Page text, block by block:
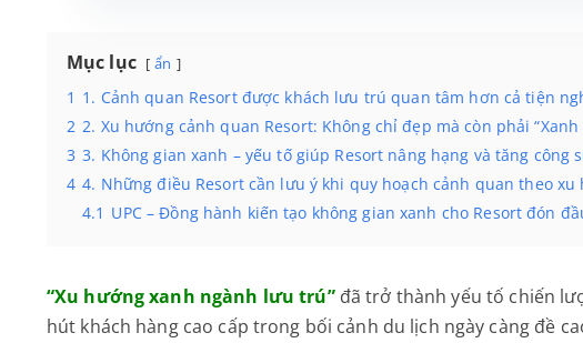
Mục lục ẩn
1 1. Cảnh quan Resort được khách lưu trú quan tâm hơn cả tiện
2 2. Xu hướng cảnh quan Resort: Không chỉ đẹp mà còn phải
3 3. Không gian xanh – yếu tố giúp Resort nâng hạng và tăng công
4 4. Những điều Resort cần lưu ý khi quy hoạch cảnh quan theo xu
4.1 UPC – Đồng hành kiến tạo không gian xanh cho Resort đón
“Xu hướng xanh ngành lưu trú” đã trở thành yếu tố chiến
hút khách hàng cao cấp trong bối cảnh du lịch ngày càng đề